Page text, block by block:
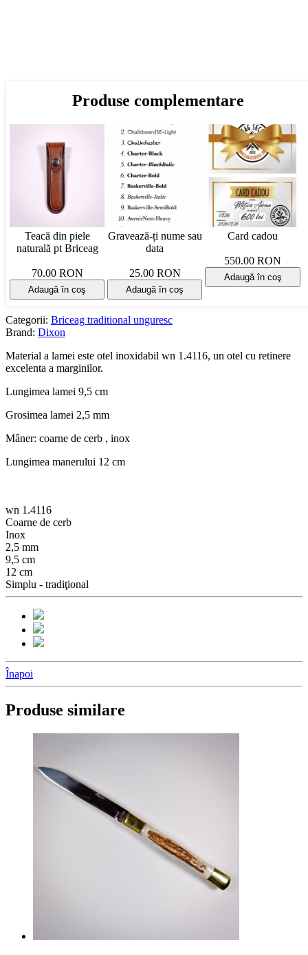
Produse complementare
Teacă din piele
naturală pt Briceag
70.00 RON
Adaugă în coş
Gravează-ți nume sau
data
25.00 RON
Adaugă în coş
Card cadou
550.00 RON
Adaugă în coş
Categorii: Briceag traditional unguresc
Brand: Dixon
Material a lamei este otel inoxidabil wn 1.4116, un otel cu retinere
excelenta a marginilor.
Lungimea lamei 9,5 cm
Grosimea lamei 2,5 mm
Mâner: coarne de cerb , inox
Lungimea manerului 12 cm
wn 1.4116
Coarne de cerb
Inox
2,5 mm
9,5 cm
12 cm
Simplu - tradiţional
Înapoi
Produse similare